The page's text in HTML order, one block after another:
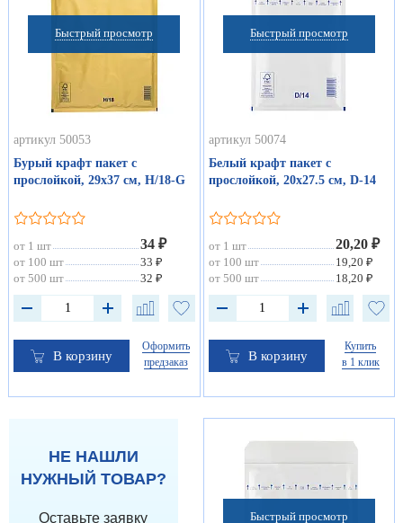
Быстрый просмотр
артикул 50053
Бурый крафт пакет с
прослойкой, 29х37 см, H/18-G
от 1 шт 34 ₽
от 100 шт
33 ₽
от 500 шт
32 ₽
В корзину
Оформить
предзаказ
Быстрый просмотр
артикул 50074
Белый крафт пакет с
прослойкой, 20х27.5 см, D-14
от 1 шт 20,20 ₽
от 100 шт
19,20 ₽
от 500 шт
18,20 ₽
В корзину
Купить
в 1 клик
НЕ НАШЛИ
НУЖНЫЙ ТОВАР?
Оставьте заявку Быстрый просмотр